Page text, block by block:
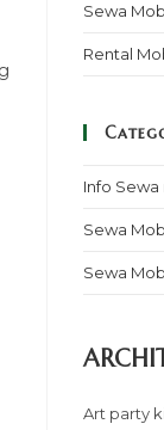
Sewa
Rental
Info
Sewa
Sewa
Art party